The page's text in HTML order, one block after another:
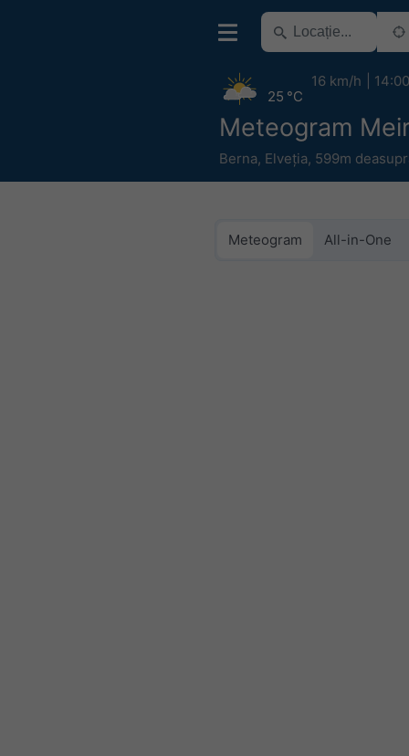
Meteogram
Berna, Elveția, 599m
25 °C
16 km/h 14:00
Meteogram All-in-One